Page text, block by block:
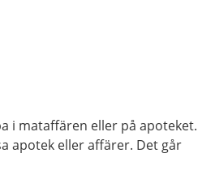
i mataffären eller på apoteket.
apotek eller affärer. Det går